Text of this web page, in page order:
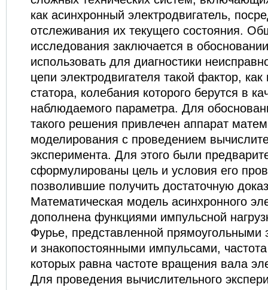
как асинхронный электродвигатель,
отслеживания их текущего состояния.
исследования заключается в
использовать для диагностики
цепи электродвигателя такой фактор, как
статора, колебания которого берутся в
наблюдаемого параметра. Для
такого решения привлечен аппарат
моделирования с проведением
эксперимента. Для этого были
сформулированы цель и условия его
позволившие получить достаточную
Математическая модель асинхронного
дополнена функциями импульсной
Фурье, представленной прямоугольными
и знакопостоянными импульсами,
которых равна частоте вращения вала
Для проведения вычислительного